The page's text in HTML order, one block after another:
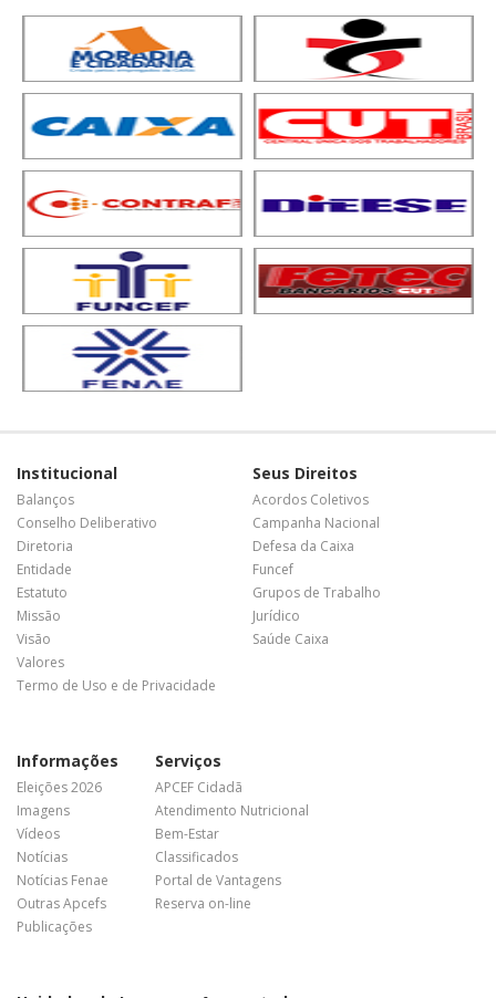
Institucional
Balanços
Conselho Deliberativo
Diretoria
Entidade
Estatuto
Missão
Visão
Valores
Termo de Uso e de Privacidade
Seus Direitos
Acordos Coletivos
Campanha Nacional
Defesa da Caixa
Funcef
Grupos de Trabalho
Jurídico
Saúde Caixa
Informações
Eleições 2026
Imagens
Vídeos
Notícias
Notícias Fenae
Outras Apcefs
Publicações
Serviços
APCEF Cidadã
Atendimento Nutricional
Bem-Estar
Classificados
Portal de Vantagens
Reserva on-line